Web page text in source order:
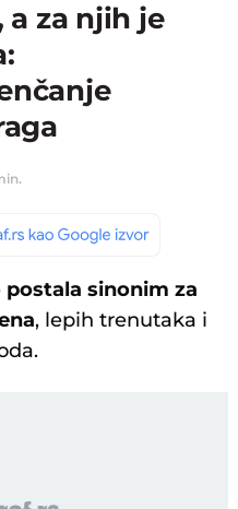
a za njih je
sinonim za
, lepih trenutaka i